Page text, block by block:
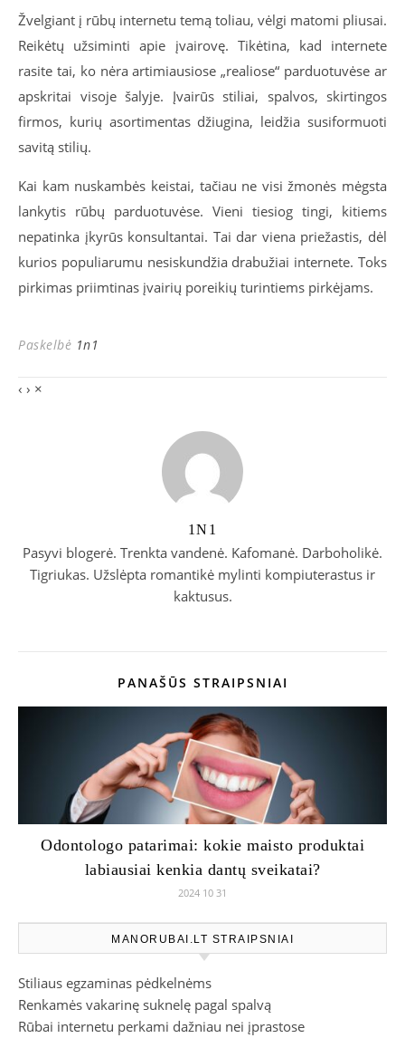
Žvelgiant į rūbų internetu temą toliau, vėlgi matomi pliusai.
Reikėtų užsiminti apie įvairovę. Tikėtina, kad internete
rasite tai, ko nėra artimiausiose „realiose“ parduotuvėse ar
apskritai visoje šalyje. Įvairūs stiliai, spalvos, skirtingos
firmos, kurių asortimentas džiugina, leidžia susiformuoti
savitą stilių.
Kai kam nuskambės keistai, tačiau ne visi žmonės mėgsta
lankytis rūbų parduotuvėse. Vieni tiesiog tingi, kitiems
nepatinka įkyrūs konsultantai. Tai dar viena priežastis, dėl
kurios populiarumu nesiskundžia drabužiai internete. Toks
pirkimas priimtinas įvairių poreikių turintiems pirkėjams.
Paskelbė 1n1
‹ › ×
1N1
Pasyvi blogerė. Trenkta vandenė. Kafomanė. Darboholikė.
Tigriukas. Užslėpta romantikė mylinti kompiuterastus ir
kaktusus.
PANAŠŪS STRAIPSNIAI
Odontologo patarimai: kokie maisto produktai
labiausiai kenkia dantų sveikatai?
2024 10 31
MANORUBAI.LT STRAIPSNIAI
Stiliaus egzaminas pėdkelnėms
Renkamės vakarinę suknelę pagal spalvą
Rūbai internetu perkami dažniau nei įprastose